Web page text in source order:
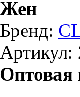
Жен
Бренд:
Артикул:
Оптовая